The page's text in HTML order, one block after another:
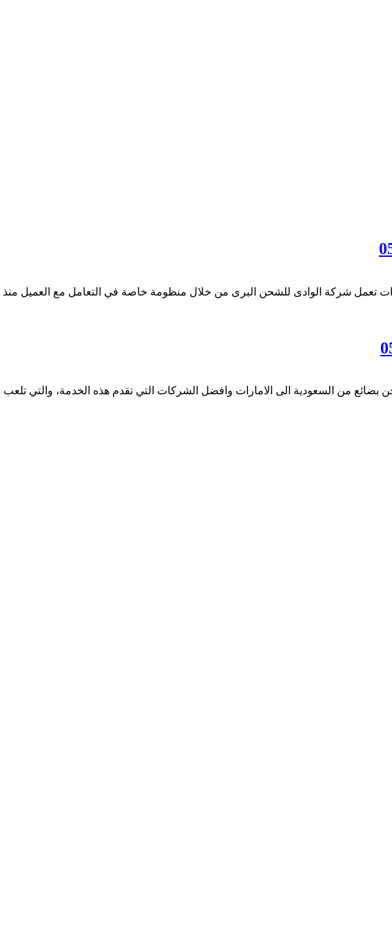
شركة الوادى للشحن البرى من خلال منظومة خاصة في التعامل مع العميل منذ
بضائع من السعودية الى الامارات وافضل الشركات التي تقدم هذه الخدمة، والتي